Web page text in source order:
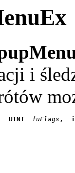
i
UINT fuFlags ,